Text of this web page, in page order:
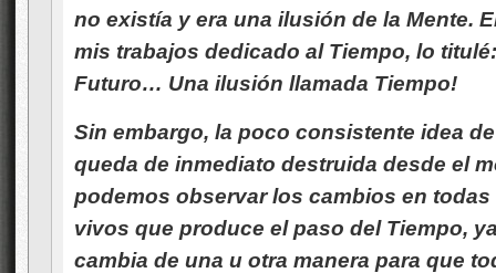
no existía y era una ilusión de la Mente.
mis trabajos dedicado al Tiempo, lo
Futuro… Una ilusión llamada Tiempo!
Sin embargo, la poco consistente idea
queda de inmediato destruida desde el
podemos observar los cambios en
vivos que produce el paso del Tiempo,
cambia de una u otra manera para que